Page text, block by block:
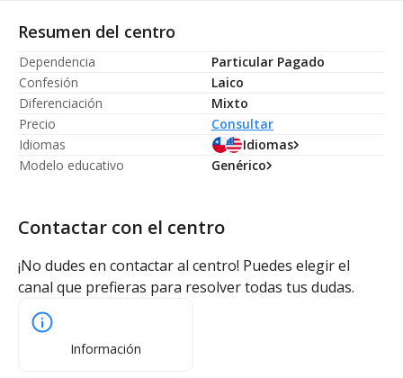
Resumen del centro
Dependencia
Particular Pagado
Confesión
Laico
Diferenciación
Mixto
Precio
Consultar
Idiomas
Idiomas
Modelo educativo
Genérico
Contactar con el centro
¡No dudes en contactar al centro! Puedes elegir el
canal que prefieras para resolver todas tus dudas.
Información